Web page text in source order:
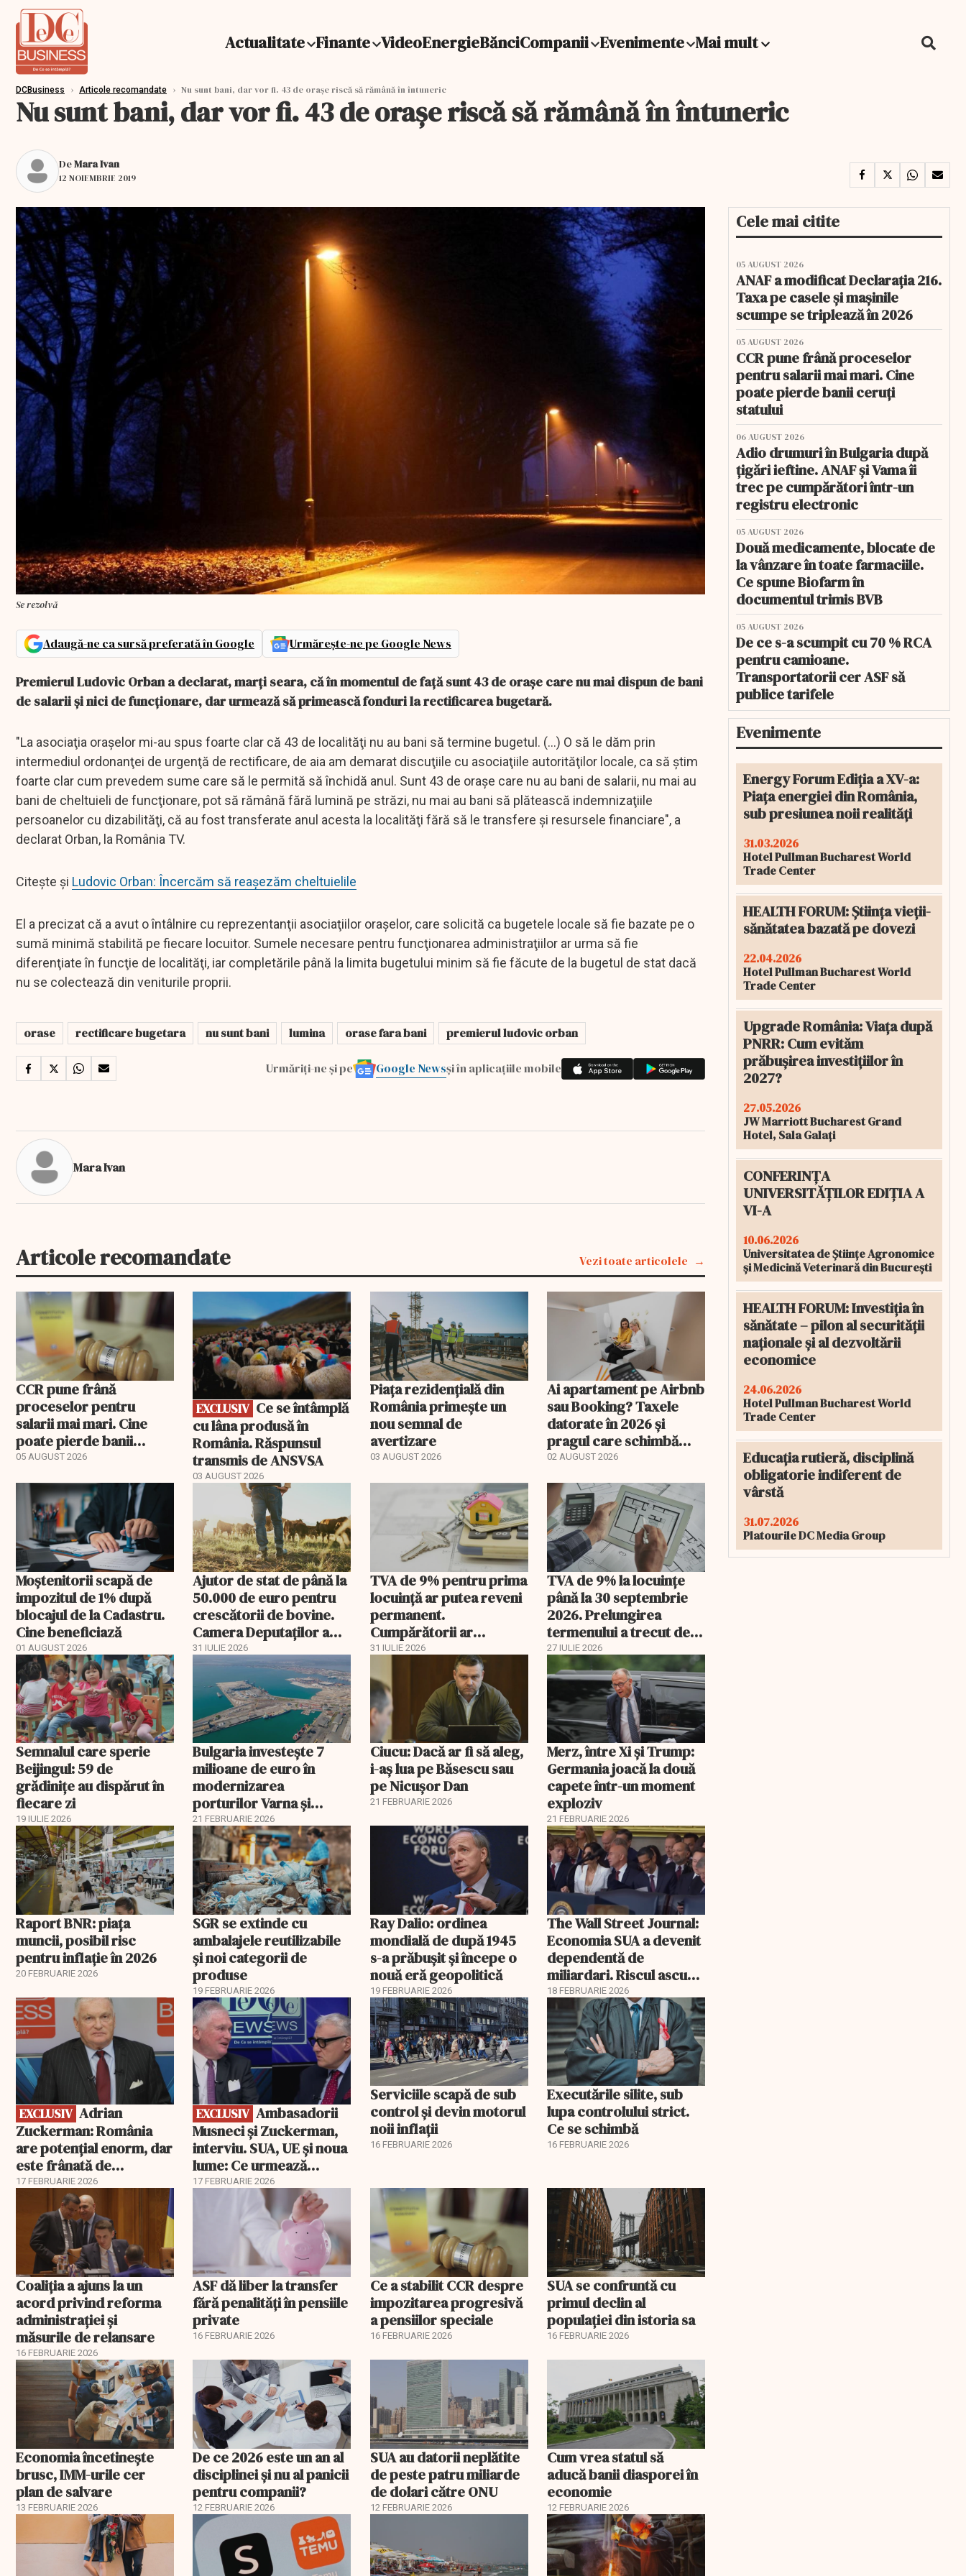
Actualitate Finante VideoEnergieBănciCompanii Evenimente Mai mult
DCBusiness › Articole recomandate › Nu sunt bani, dar vor fi. 43 de orașe riscă să rămână în întuneric
Nu sunt bani, dar vor fi. 43 de orașe riscă să rămână în întuneric
DeMara Ivan
12 NOIEMBRIE 2019
Se rezolvă
Adaugă-ne ca sursă preferată în Google Urmărește-ne pe Google News
Premierul Ludovic Orban a declarat, marţi seara, că în momentul de faţă sunt 43 de oraşe care nu mai dispun de bani
de salarii şi nici de funcţionare, dar urmează să primească fonduri la rectificarea bugetară.
"La asociaţia oraşelor mi-au spus foarte clar că 43 de localităţi nu au bani să termine bugetul. (...) O să le dăm prin
intermediul ordonanţei de urgenţă de rectificare, de aia am demarat discuţiile cu asociaţiile autorităţilor locale, ca să ştim
foarte clar cum prevedem sume care să le permită să închidă anul. Sunt 43 de oraşe care nu au bani de salarii, nu mai au
bani de cheltuieli de funcţionare, pot să rămână fără lumină pe străzi, nu mai au bani să plătească indemnizaţiile
persoanelor cu dizabilităţi, că au fost transferate anul acesta la localităţi fără să le transfere şi resursele financiare", a
declarat Orban, la România TV.
Citește și Ludovic Orban: Încercăm să reaşezăm cheltuielile
El a precizat că a avut o întâlnire cu reprezentanţii asociaţiilor oraşelor, care solicită ca bugetele locale să fie bazate pe o
sumă minimă stabilită pe fiecare locuitor. Sumele necesare pentru funcţionarea administraţiilor ar urma să fie
diferenţiate în funcţie de localităţi, iar completările până la limita bugetului minim să fie făcute de la bugetul de stat dacă
nu se colectează din veniturile proprii.
orase rectificare bugetara nu sunt bani lumina orase fara bani premierul ludovic orban
Urmăriți-ne și pe Google Newsși în aplicațiile mobile
Mara Ivan
Articole recomandate Vezi toate articolele
CCR pune frână
proceselor pentru
salarii mai mari. Cine
poate pierde banii
ceruți statului
05 AUGUST 2026
EXCLUSIV
EXCLUSIV
cu lâna produsă în
România. Răspunsul
transmis de ANSVSA
03 AUGUST 2026
Piața rezidențială din
România primește un
nou semnal de
avertizare
03 AUGUST 2026
Ai apartament pe Airbnb
sau Booking? Taxele
datorate în 2026 și
pragul care schimbă
regimul fiscal
02 AUGUST 2026
Moștenitorii scapă de
impozitul de 1% după
blocajul de la Cadastru.
Cine beneficiază
01 AUGUST 2026
Ajutor de stat de până la
50.000 de euro pentru
crescătorii de bovine.
Camera Deputaților a
aprobat schema
31 IULIE 2026
TVA de 9% pentru prima
locuință ar putea reveni
permanent.
Cumpărătorii ar
economisi zeci de mii de
31 IULIE 2026
TVA de 9% la locuințe
până la 30 septembrie
2026. Prelungirea
termenului a trecut de
comisia din Parlament
27 IULIE 2026
Semnalul care sperie
Beijingul: 59 de
grădinițe au dispărut în
fiecare zi
19 IULIE 2026
Bulgaria investește 7
milioane de euro în
modernizarea
porturilor Varna și
Burgas
21 FEBRUARIE 2026
Ciucu: Dacă ar fi să aleg,
i-aș lua pe Băsescu sau
pe Nicușor Dan
21 FEBRUARIE 2026
Merz, între Xi și Trump:
Germania joacă la două
capete într-un moment
exploziv
21 FEBRUARIE 2026
Raport BNR: piața
muncii, posibil risc
pentru inflație în 2026
20 FEBRUARIE 2026
SGR se extinde cu
ambalajele reutilizabile
și noi categorii de
produse
19 FEBRUARIE 2026
Ray Dalio: ordinea
mondială de după 1945
s-a prăbușit și începe o
nouă eră geopolitică
19 FEBRUARIE 2026
The Wall Street Journal:
Economia SUA a devenit
dependentă de
miliardari. Riscul ascuns
pentru burse și consum
18 FEBRUARIE 2026
EXCLUSIV
EXCLUSIV
Zuckerman: România
are potențial enorm, dar
este frânată de
corupție, companii de
stat și influența
propagandei ruse
17 FEBRUARIE 2026
EXCLUSIV
EXCLUSIV Ambasadorii
Musneci și Zuckerman,
interviu. SUA, UE și noua
lume: Ce urmează
pentru România
17 FEBRUARIE 2026
Serviciile scapă de sub
control și devin motorul
noii inflații
16 FEBRUARIE 2026
Executările silite, sub
lupa controlului strict.
Ce se schimbă
16 FEBRUARIE 2026
Coaliția a ajuns la un
acord privind reforma
administrației și
măsurile de relansare
16 FEBRUARIE 2026
ASF dă liber la transfer
fără penalități în pensiile
private
16 FEBRUARIE 2026
Ce a stabilit CCR despre
impozitarea progresivă
a pensiilor speciale
16 FEBRUARIE 2026
SUA se confruntă cu
primul declin al
populației din istoria sa
16 FEBRUARIE 2026
Economia încetinește
brusc, IMM-urile cer
plan de salvare
13 FEBRUARIE 2026
De ce 2026 este un an al
disciplinei și nu al panicii
pentru companii?
12 FEBRUARIE 2026
SUA au datorii neplătite
de peste patru miliarde
de dolari către ONU
12 FEBRUARIE 2026
Cum vrea statul să
aducă banii diasporei în
economie
12 FEBRUARIE 2026
Cele mai citite
05 AUGUST 2026
ANAF a modificat Declarația 216.
Taxa pe casele și mașinile
scumpe se triplează în 2026
05 AUGUST 2026
CCR pune frână proceselor
pentru salarii mai mari. Cine
poate pierde banii ceruți
statului
06 AUGUST 2026
Adio drumuri în Bulgaria după
țigări ieftine. ANAF și Vama îi
trec pe cumpărători într-un
registru electronic
05 AUGUST 2026
Două medicamente, blocate de
la vânzare în toate farmaciile.
Ce spune Biofarm în
documentul trimis BVB
05 AUGUST 2026
De ce s-a scumpit cu 70 % RCA
pentru camioane.
Transportatorii cer ASF să
publice tarifele
Evenimente
Energy Forum Ediția a XV-a:
Piața energiei din România,
sub presiunea noii realități
31.03.2026
Hotel Pullman Bucharest World
Trade Center
HEALTH FORUM: Știința vieții-
sănătatea bazată pe dovezi
22.04.2026
Hotel Pullman Bucharest World
Trade Center
Upgrade România: Viața după
PNRR: Cum evităm
prăbușirea investițiilor în
2027?
27.05.2026
JW Marriott Bucharest Grand
Hotel, Sala Galați
CONFERINȚA
UNIVERSITĂȚILOR EDIȚIA A
VI-A
10.06.2026
Universitatea de Științe Agronomice
și Medicină Veterinară din București
HEALTH FORUM: Investiția în
sănătate – pilon al securității
naționale și al dezvoltării
economice
24.06.2026
Hotel Pullman Bucharest World
Trade Center
Educația rutieră, disciplină
obligatorie indiferent de
vârstă
31.07.2026
Platourile DC Media Group